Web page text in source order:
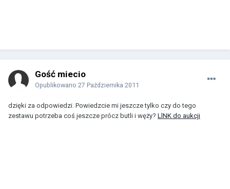
Gość miecio
Opublikowano 27 Października 2011
dzięki za odpowiedzi. Powiedzcie mi jeszcze tylko czy do tego
zestawu potrzeba coś jeszcze prócz butli i węży? LlNK do aukcji